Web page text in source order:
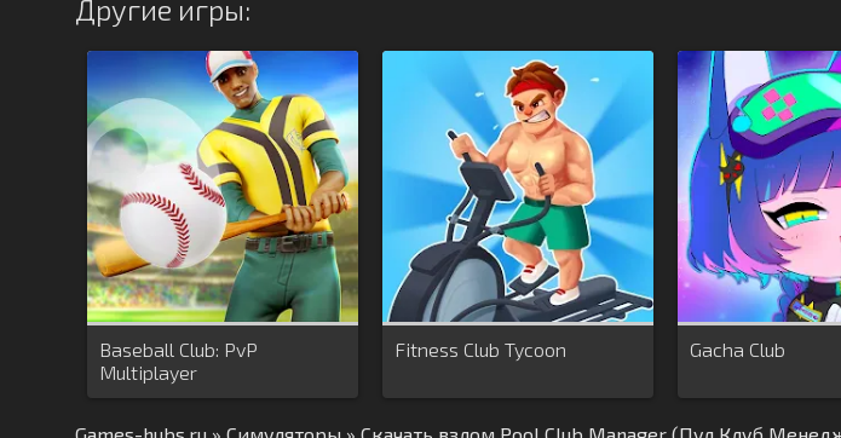
Другие игры:
Baseball Club: PvP
Multiplayer
Fitness Club Tycoon Gacha Club